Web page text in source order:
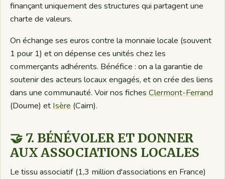
finançant uniquement des structures qui partagent une
charte de valeurs.
On échange ses euros contre la monnaie locale (souvent
1 pour 1) et on dépense ces unités chez les
commerçants adhérents. Bénéfice : on a la garantie de
soutenir des acteurs locaux engagés, et on crée des liens
dans une communauté. Voir nos fichesClermont-Ferrand
(Doume) et Isère (Cairn).
🤝 7. BÉNÉVOLER ET DONNER
AUX ASSOCIATIONS LOCALES
Le tissu associatif (1,3 million d'associations en France)